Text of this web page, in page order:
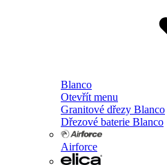
Blanco
Otevřít menu
Granitové dřezy Blanco
Dřezové baterie Blanco
Airforce